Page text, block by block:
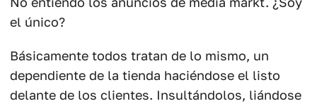
el único?
Básicamente todos tratan de lo mismo, un
dependiente de la tienda haciéndose el listo
delante de los clientes. Insultándolos, liándose